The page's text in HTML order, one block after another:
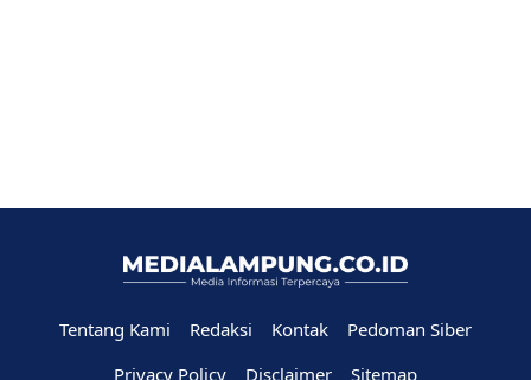
Tentang Kami Redaksi Kontak
Pedoman Siber
Privacy Policy
Disclaimer Sitemap